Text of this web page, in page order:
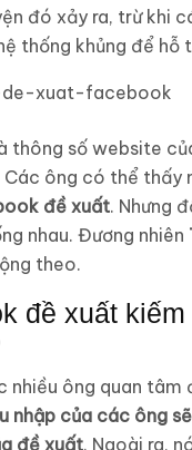
đó xảy ra, trừ khi
thống khủng để hỗ
thông số website
Các ông có thể thấy
đề xuất. Nhưng
nhau. Đương nhiên
theo.
đề xuất
nhiều ông quan tâm
nhập của các ông
đề xuất. Ngoài ra,